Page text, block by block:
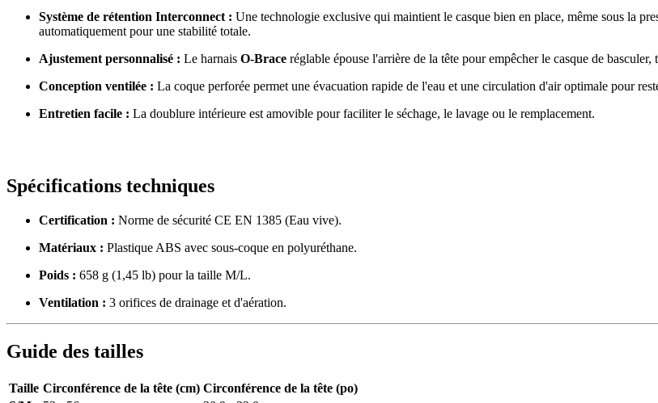
Système de rétention Interconnect : Une technologie exclusive qui maintient le casque bien en place, même sous la
automatiquement pour une stabilité totale.
Ajustement personnalisé : Le harnais O-Brace réglable épouse l'arrière de la tête pour empêcher le casque de
Conception ventilée : La coque perforée permet une évacuation rapide de l'eau et une circulation d'air optimale pour
Entretien facile : La doublure intérieure est amovible pour faciliter le séchage, le lavage ou le remplacement.
Spécifications techniques
Certification : Norme de sécurité CE EN 1385 (Eau vive).
Matériaux : Plastique ABS avec sous-coque en polyuréthane.
Poids : 658 g (1,45 lb) pour la taille M/L.
Ventilation : 3 orifices de drainage et d'aération.
Guide des tailles
Taille Circonférence de la tête (cm) Circonférence de la tête (po)